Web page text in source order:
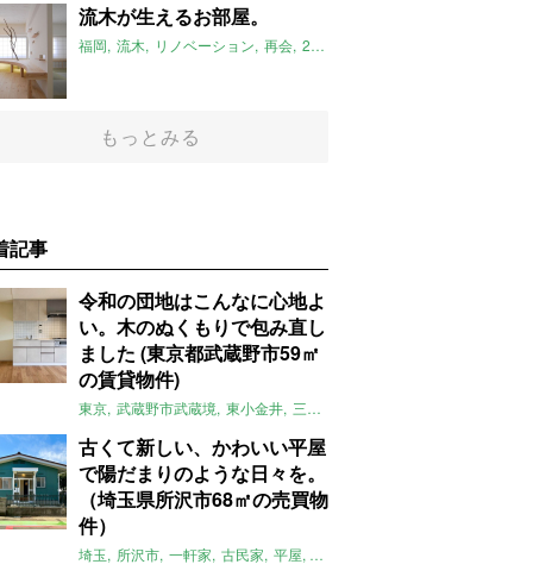
流木が生えるお部屋。
福岡 流木 リノベーション 再会 2016年10月のおすすめ
もっとみる
記事
令和の団地はこんなに心地よ
い。木のぬくもりで包み直し
ました (東京都武蔵野市59㎡
の賃貸物件)
東京 武蔵野市武蔵境 東小金井 三鷹
古くて新しい、かわいい平屋
で陽だまりのような日々を。
（埼玉県所沢市68㎡の売買物
件）
埼玉 所沢市 一軒家 古民家 平屋 庭